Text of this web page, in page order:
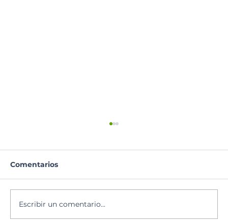
Comentarios
Escribir un comentario...